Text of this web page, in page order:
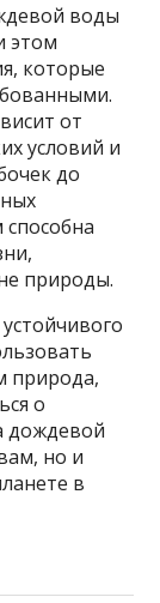
воды
этом
которые
от
условий и
до
природы.
природа,
о
дождевой
но и
в